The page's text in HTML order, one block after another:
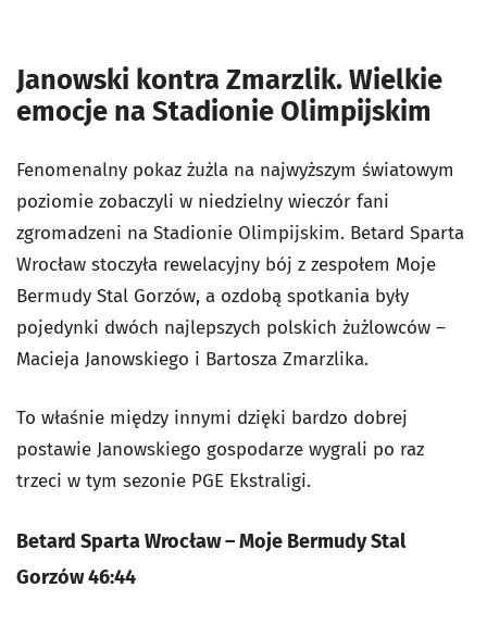
Janowski kontra Zmarzlik. Wielkie
emocje na Stadionie Olimpijskim
Fenomenalny pokaz żużla na najwyższym światowym
poziomie zobaczyli w niedzielny wieczór fani
zgromadzeni na Stadionie Olimpijskim. Betard Sparta
Wrocław stoczyła rewelacyjny bój z zespołem Moje
Bermudy Stal Gorzów, a ozdobą spotkania były
pojedynki dwóch najlepszych polskich żużlowców –
Macieja Janowskiego i Bartosza Zmarzlika.
To właśnie między innymi dzięki bardzo dobrej
postawie Janowskiego gospodarze wygrali po raz
trzeci w tym sezonie PGE Ekstraligi.
Betard Sparta Wrocław – Moje Bermudy Stal
Gorzów 46:44